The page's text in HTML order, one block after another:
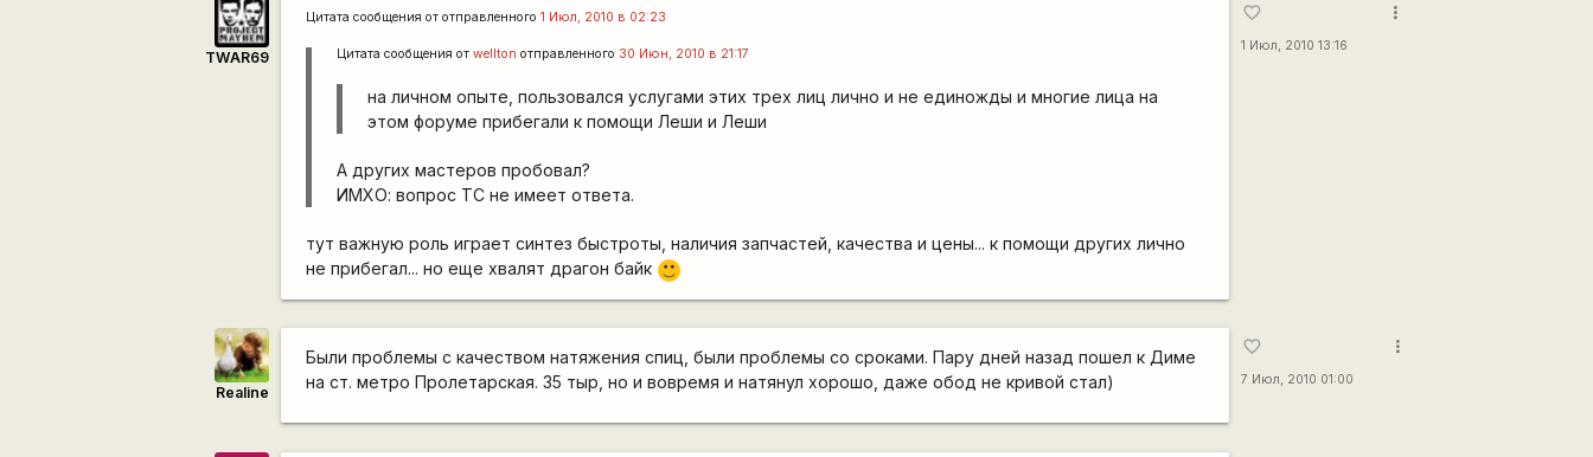
TWAR69
Цитата сообщения ототправленного1 Июл, 2010 в 02:23
Цитата сообщения отwellton отправленного 30 Июн, 2010 в 21:17
на личном опыте, пользовался услугами этих трех лиц лично и не единожды и многие лица на
этом форуме прибегали к помощи Леши и Леши
А других мастеров пробовал?
ИМХО: вопрос ТС не имеет ответа.
тут важную роль играет синтез быстроты, наличия запчастей, качества и цены... к помощи других лично
не прибегал... но еще хвалят драгон байк :)
favorite_border
1 Июл, 2010 13:16
more_vert
Realine
Были проблемы с качеством натяжения спиц, были проблемы со сроками. Пару дней назад пошел к Диме
на ст. метро Пролетарская. 35 тыр, но и вовремя и натянул хорошо, даже обод не кривой стал)
favorite_border
7 Июл, 2010 01:00
more_vert